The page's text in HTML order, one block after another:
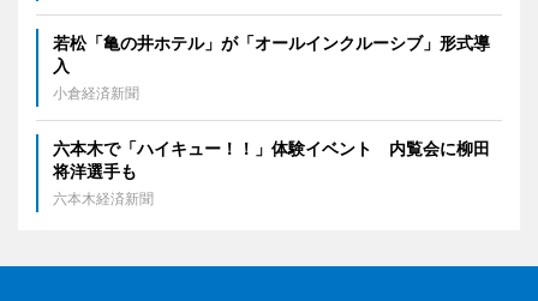
若松「亀の井ホテル」が「オールインクルーシブ」形式導
入
小倉経済新聞
六本木で「ハイキュー！！」体験イベント 内覧会に柳田
将洋選手も
六本木経済新聞